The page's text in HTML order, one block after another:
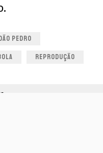
PEDRO
REPRODUÇÃO